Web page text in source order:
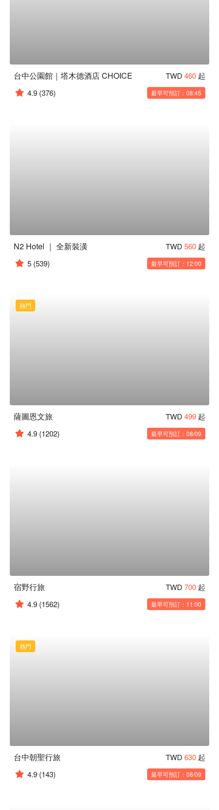
台中公園館｜塔木德酒店 CHOICE TWD 460 起
4.9 (376) 最早可預訂：08:45
N2 Hotel ｜ 全新裝潢 TWD 560 起
5 (539) 最早可預訂：12:00
熱門
薩圖恩文旅 TWD 499 起
4.9 (1202) 最早可預訂：08/09
宿野行旅 TWD 700 起
4.9 (1562) 最早可預訂：11:00
熱門
台中朝聖行旅 TWD 630 起
4.9 (143) 最早可預訂：08/09